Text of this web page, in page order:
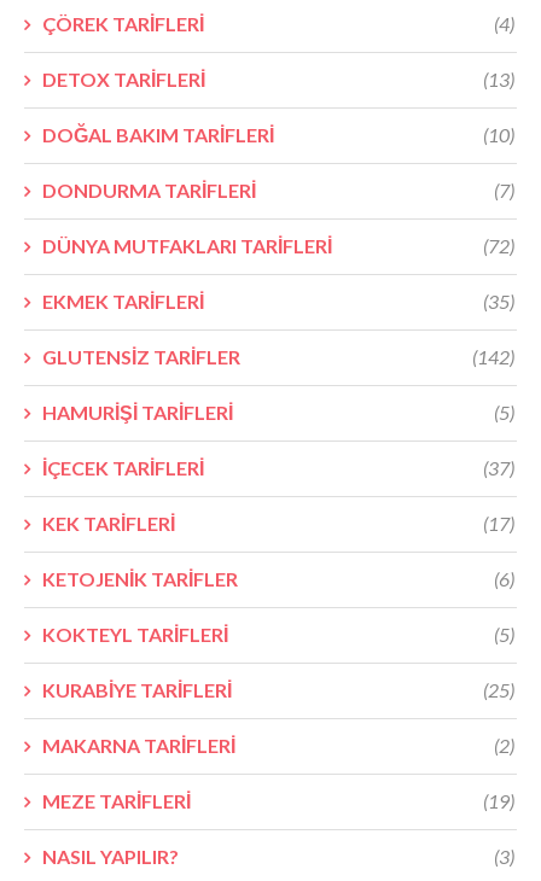
ÇÖREK TARİFLERİ (4)
DETOX TARİFLERİ (13)
DOĞAL BAKIM TARİFLERİ (10)
DONDURMA TARİFLERİ (7)
DÜNYA MUTFAKLARI TARİFLERİ (72)
EKMEK TARİFLERİ (35)
GLUTENSİZ TARİFLER (142)
HAMURİŞİ TARİFLERİ (5)
İÇECEK TARİFLERİ (37)
KEK TARİFLERİ (17)
KETOJENİK TARİFLER (6)
KOKTEYL TARİFLERİ (5)
KURABİYE TARİFLERİ (25)
MAKARNA TARİFLERİ (2)
MEZE TARİFLERİ (19)
NASIL YAPILIR? (3)